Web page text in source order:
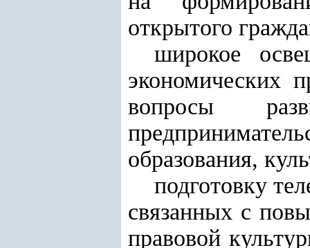
открытого
широкое
экономических
вопросы
образования,
подготовку
связанных с
правовой